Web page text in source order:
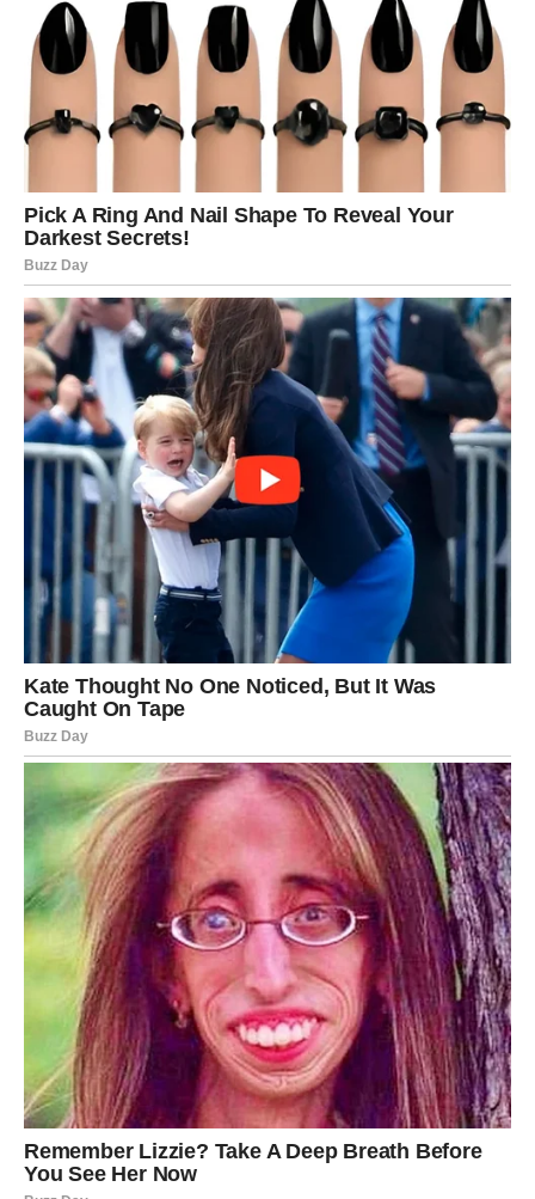
ono što su dugo čekali.
U nastavku sledi priča o četiri znaka koji će najjače osetiti
ovu energiju – i ući u dane koji mogu označiti potpuno
novu fazu u njihovim životima.
OVAN – Dani u kojima se
vraća samopouzdanje, snaga i
sudbina te stavlja na prvo mesto
Ako postoji znak koji je dugo osećao da mu se život
„otima iz ruku“, to je Ovan. Poslednjih nedelja mnogi
Ovnovi su bili napeti, nesigurni, emotivno rastrzani,
možda i razočarani u neke ljude. Ali
četvrtak, petak i
subotadonose potpuno drugačiju priču.
1. Energija koja te vraća sebi
Ovan će se probuditi već u četvrtak sa osećajem da
„danas nešto počinje“. Biće to osećaj rasterećenja, kao da
se neki teret sa ramena polako topi.
Ovan ulazi u fazu:
– jasnih odluka
– povećanog samopouzdanja
– jasnog osećaja šta želi
– hrabrosti da preseče
Ako Ovan nešto odluči tokom ova tri dana – ta odluka će
se pokazati kaosudbinska.
2. Velika šansa ili važan razgovor
Ovnovima stiže nešto konkretno. Može biti:
– razgovor koji su dugo odlagali
– odgovor na poruku
– poziv u vezi posla ili novog projekta
– jasna potvrda osećanja neke osobe